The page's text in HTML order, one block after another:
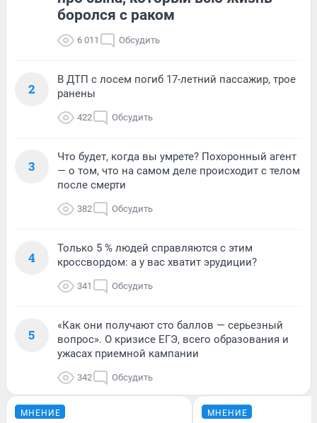
боролся с раком
6 011 Обсудить
2
В ДТП с лосем погиб 17-летний пассажир, трое
ранены
422 Обсудить
3
Что будет, когда вы умрете? Похоронный агент
— о том, что на самом деле происходит с телом
после смерти
382 Обсудить
4
Только 5 % людей справляются с этим
кроссвордом: а у вас хватит эрудиции?
341 Обсудить
5
«Как они получают сто баллов — серьезный
вопрос». О кризисе ЕГЭ, всего образования и
ужасах приемной кампании
342 Обсудить
МНЕНИЕ МНЕНИЕ